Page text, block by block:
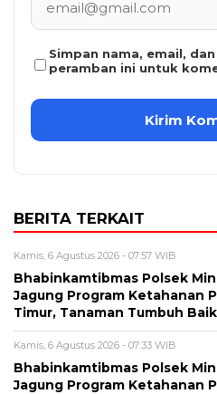
Simpan nama, email,
peramban ini untuk
BERITA TERKAIT
Kamis, 6 Agustus 2026 - 07:57 WIB
Bhabinkamtibmas Polsek
Jagung Program Ketahanan
Timur, Tanaman Tumbuh
Kamis, 6 Agustus 2026 - 07:33 WIB
Bhabinkamtibmas Polsek
Jagung Program Ketahanan